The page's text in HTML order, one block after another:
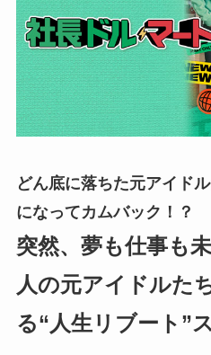
どん底に落ちた元アイド
になってカムバック！？
突然、夢も仕事も
人の元アイドルた
る“人生リブート”